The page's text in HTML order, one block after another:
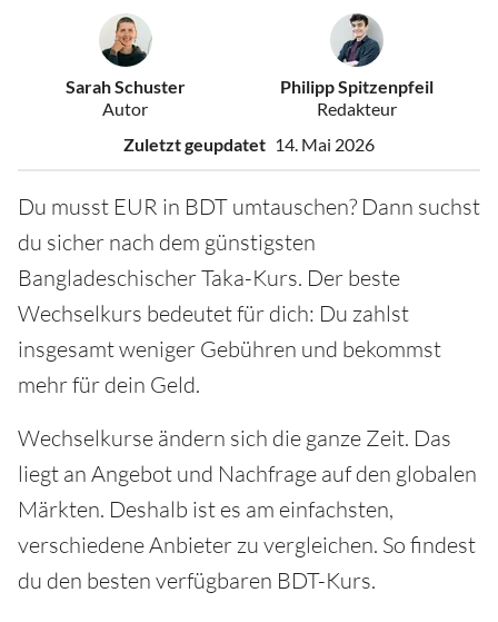
Sarah Schuster
Autor
Philipp Spitzenpfeil
Redakteur
Zuletzt geupdatet 14. Mai 2026
Du musst EUR in BDT umtauschen? Dann suchst
du sicher nach dem günstigsten
Bangladeschischer Taka-Kurs. Der beste
Wechselkurs bedeutet für dich: Du zahlst
insgesamt weniger Gebühren und bekommst
mehr für dein Geld.
Wechselkurse ändern sich die ganze Zeit. Das
liegt an Angebot und Nachfrage auf den globalen
Märkten. Deshalb ist es am einfachsten,
verschiedene Anbieter zu vergleichen. So findest
du den besten verfügbaren BDT-Kurs.